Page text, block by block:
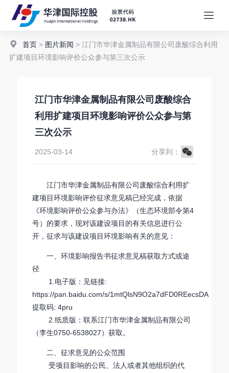
首页> 图片新闻 > 江门市华津金属制品有限公司废酸综合利用
扩建项目环境影响评价公众参与第三次公示
江门市华津金属制品有限公司废酸综合
利用扩建项目环境影响评价公众参与第
三次公示
2025-03-14 分享到：
江门市华津金属制品有限公司废酸综合利用扩
建项目环境影响评价征求意见稿已经完成，依据
《环境影响评价公众参与办法》（生态环境部令第4
号）的要求，现对该建设项目的有关信息进行公
开，征求与该建设项目环境影响有关的意见：
一、环境影响报告书征求意见稿获取方式或途
径
1.电子版：见链接:
https://pan.baidu.com/s/1mtQlsN9O2a7dFD0REecsDA
提取码: 4pru
2.纸质版：联系江门市华津金属制品有限公司
（李生0750-6538027）获取。
二、征求意见的公众范围
受项目影响的公民、法人或者其他组织的代